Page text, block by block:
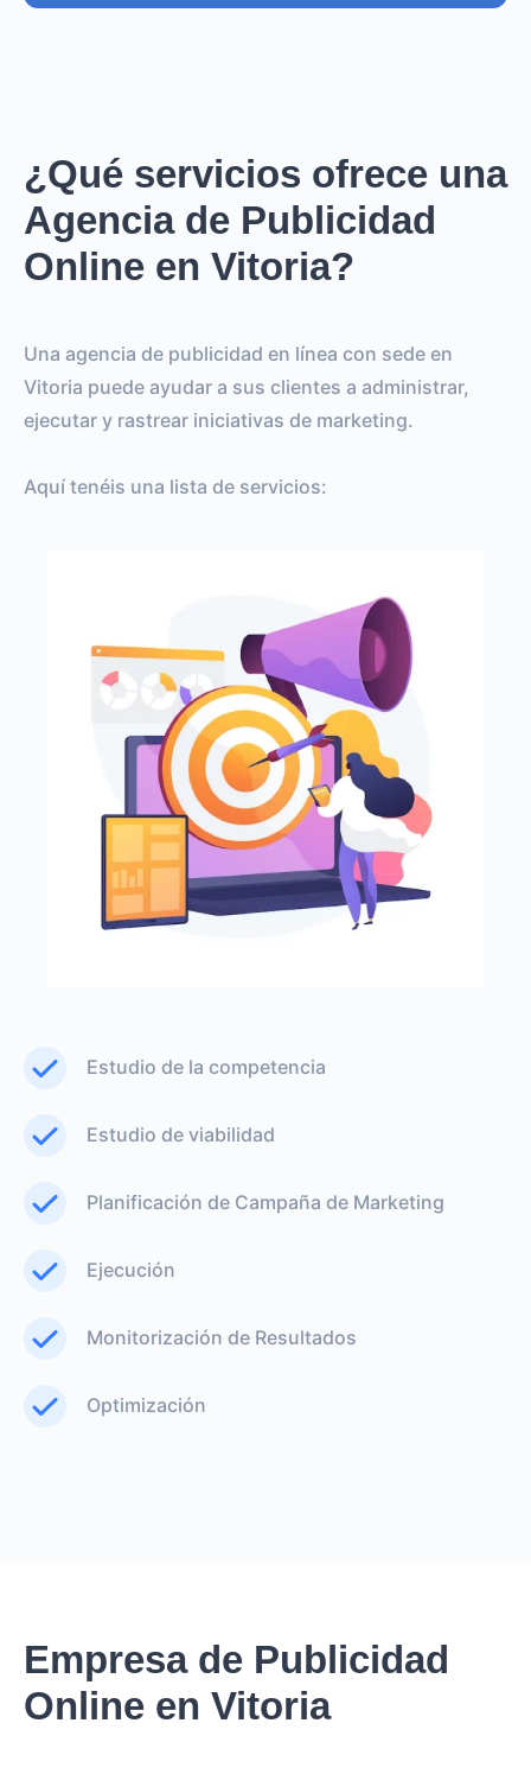
¿Qué servicios ofrece una
Agencia de Publicidad
Online en Vitoria?
Una agencia de publicidad en línea con sede en
Vitoria puede ayudar a sus clientes a administrar,
ejecutar y rastrear iniciativas de marketing.
Aquí tenéis una lista de servicios:
Estudio de la competencia
Estudio de viabilidad
Planificación de Campaña de Marketing
Ejecución
Monitorización de Resultados
Optimización
Empresa de Publicidad
Online en Vitoria